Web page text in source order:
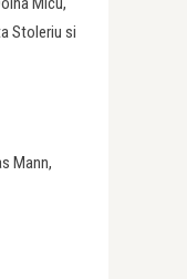
Stoleriu si
Mann,